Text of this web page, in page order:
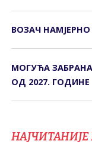
ВОЗАЧ
МОГУЋА
ОД 2027. ГОДИНЕ
НАЈЧИТАНИЈЕ